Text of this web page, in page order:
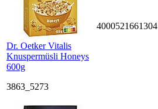
Dr. Oetker Vitalis
Knuspermüsli Honeys
600g
3863_5273
4000521661304